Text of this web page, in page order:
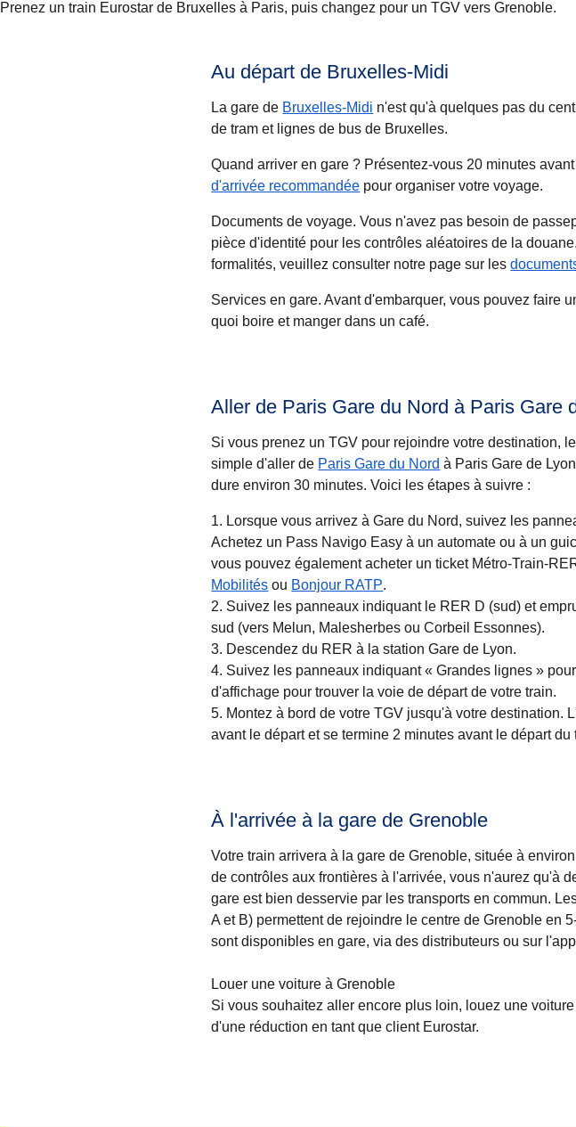
Prenez un train Eurostar de Bruxelles à Paris, puis changez pour un TGV vers Grenoble.
Au départ de Bruxelles-Midi
La gare de Bruxelles-Midi n'est qu'à quelques pas du
de tram et lignes de bus de Bruxelles.
Quand arriver en gare ? Présentez-vous 20 minutes
d'arrivée recommandée pour organiser votre voyage.
Documents de voyage. Vous n'avez pas besoin de
pièce d'identité pour les contrôles aléatoires de la
formalités, veuillez consulter notre page sur les
Services en gare. Avant d'embarquer, vous pouvez faire
quoi boire et manger dans un café.
Aller de Paris Gare du Nord à Paris Gare
Si vous prenez un TGV pour rejoindre votre destination,
simple d'aller de Paris Gare du Nord à Paris Gare de
dure environ30 minutes. Voici les étapes à suivre :
Lorsque vous arrivez à Gare du Nord, suivez les
Achetez un Pass Navigo Easy à un automate ou à un
vous pouvez également acheter un ticket Métro-Train-
Mobilités(Ouvre un nouvel onglet
ou Bonjour RATP.
Suivez les panneaux indiquant le RER D (sud) et
sud (vers Melun, Malesherbes ou Corbeil Essonnes).
Descendez du RER à la station Gare de Lyon.
Suivez les panneaux indiquant « Grandes lignes »
d'affichage pour trouver la voie de départ de votre train.
Montez à bord de votre TGV jusqu'à votre destination.
avant le départ et se termine 2 minutes avant le départ du
À l'arrivée à la gare de Grenoble
Votre train arrivera à la gare de Grenoble, située à
de contrôles aux frontières à l'arrivée, vous n'aurez qu'à
gare est bien desservie par les transports en commun.
A et B) permettent de rejoindre le centre de Grenoble en
sont disponibles en gare, via des distributeurs ou sur
Louer une voiture à Grenoble
Si vous souhaitez aller encore plus loin, louez une
d'une réduction en tant que client Eurostar.